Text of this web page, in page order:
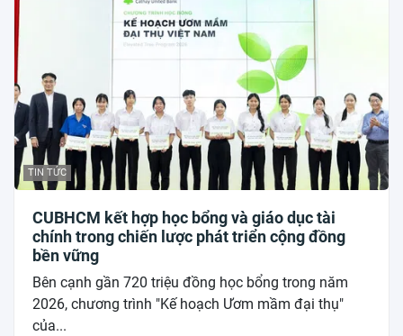
TIN TỨC
CUBHCM kết hợp học bổng và giáo dục tài
chính trong chiến lược phát triển cộng đồng
bền vững
Bên cạnh gần 720 triệu đồng học bổng trong năm
2026, chương trình "Kế hoạch Ươm mầm đại thụ"
của...